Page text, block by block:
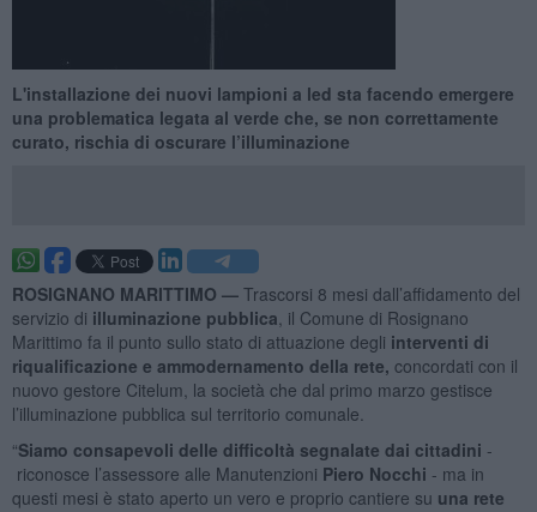
L'installazione dei nuovi lampioni a led sta facendo emergere
una problematica legata al verde che, se non correttamente
curato, rischia di oscurare l’illuminazione
ROSIGNANO MARITTIMO — Trascorsi 8 mesi dall’affidamento del
servizio di illuminazione pubblica , il Comune di Rosignano
Marittimo fa il punto sullo stato di attuazione degli interventi di
riqualificazione e ammodernamento della rete, concordati con il
nuovo gestore Citelum, la società che dal primo marzo gestisce
l’illuminazione pubblica sul territorio comunale.
“Siamo consapevoli delle difficoltà segnalate dai cittadini -
riconosce l’assessore alle Manutenzioni Piero Nocchi - ma in
questi mesi è stato aperto un vero e proprio cantiere su una rete